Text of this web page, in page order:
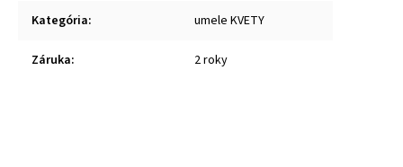
Kategória: umele KVETY
Záruka: 2 roky